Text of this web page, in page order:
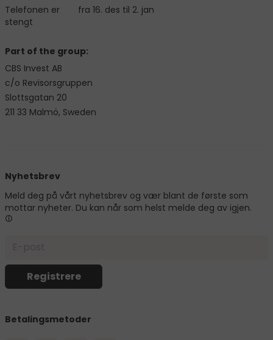
Telefonen er
stengt
fra 16. des til 2. jan
Part of the group:
CBS Invest AB
c/o Revisorsgruppen
Slottsgatan 20
211 33 Malmö, Sweden
Nyhetsbrev
Meld deg på vårt nyhetsbrev og vær blant de første som
mottar nyheter. Du kan når som helst melde deg av igjen.
Betalingsmetoder